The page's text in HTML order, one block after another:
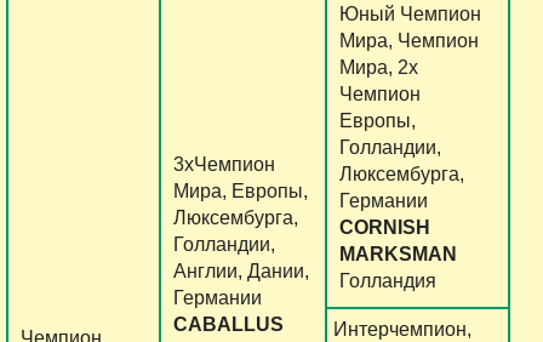
3хЧемпион
Мира, Европы,
Люксембурга,
Голландии,
Англии, Дании,
Германии
CABALLUS
Юный Чемпион
Мира, Чемпион
Мира, 2х
Чемпион
Европы,
Голландии,
Люксембурга,
Германии
CORNISH
MARKSMAN
Голландия
Интерчемпион,